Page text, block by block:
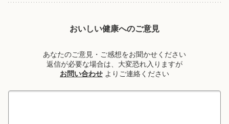
おいしい健康へのご意見
あなたのご意見・ご感想をお聞かせください
返信が必要な場合は、大変恐れ入りますが
お問い合わせ よりご連絡ください